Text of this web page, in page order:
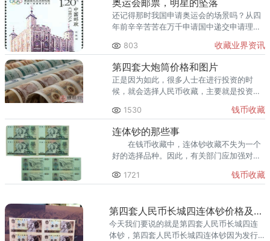
还记得那时我国申请奥运会的场景吗？从四
年前辛辛苦苦在万千申请国中递交申请理
成功举办一场让世界为之鼓掌的奥运会。
803 收藏业界资讯
第四套大炮筒价格和图片
正是因为如此，很多人士在进行投资的时
候，就会选择人民币收藏，主要就是投资回
报率最高的精品品种。
1530 钱币收藏
连体钞的那些事
在钱币收藏中，连体钞收藏不失为一个
好的选择品种。因此，有关部门应加强对人
1721
钱币收藏
第四套人民币长城四连体钞价格及收藏价值
今天我们要说的就是第四套人民币长城四连
体钞，第四套人民币长城四连体钞因为发行